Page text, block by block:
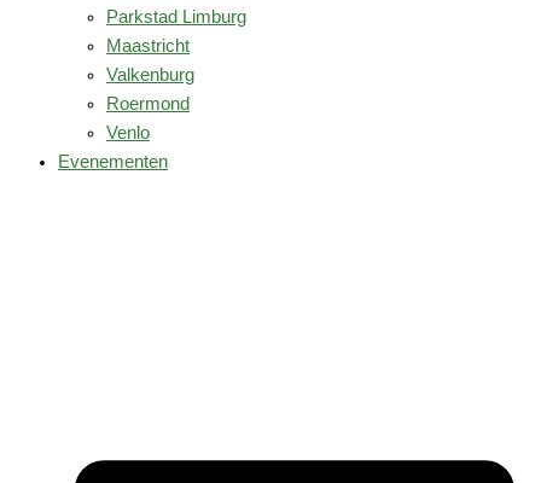
Parkstad Limburg
Maastricht
Valkenburg
Roermond
Venlo
Evenementen